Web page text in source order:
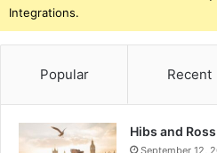
Integrations.
Popular Recent
Hibs and